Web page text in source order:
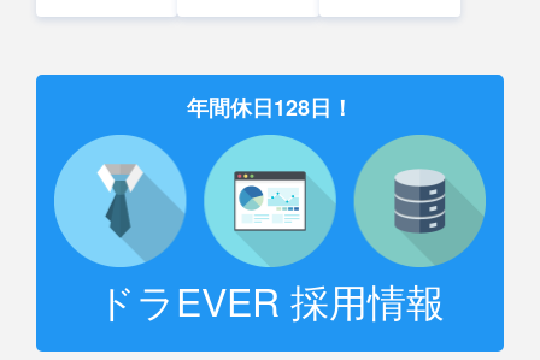
年間休日128日！
ドラEVER 採用情報